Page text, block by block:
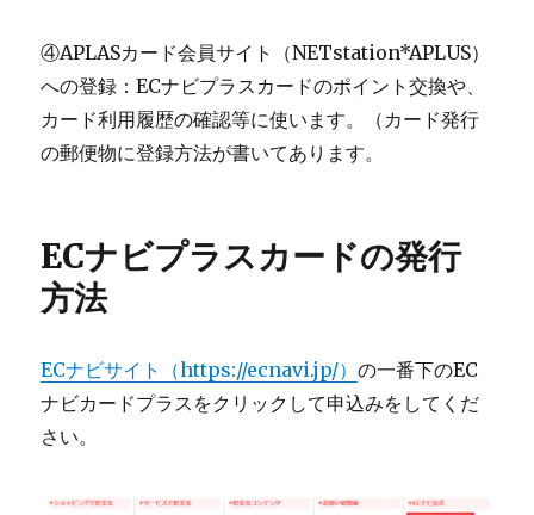
④APLASカード会員サイト（NETstation*APLUS）
への登録：ECナビプラスカードのポイント交換や、
カード利用履歴の確認等に使います。（カード発行
の郵便物に登録方法が書いてあります。
ECナビプラスカードの発行
方法
ECナビサイト（https://ecnavi.jp/）の一番下のEC
ナビカードプラスをクリックして申込みをしてくだ
さい。